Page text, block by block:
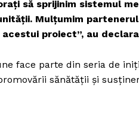
să sprijinim sistemul
Mulțumim
proiect”, au
face parte din seria de
sănătății și